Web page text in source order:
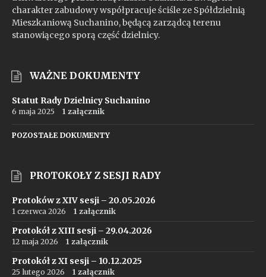
charakter zabudowy współpracuje ściśle ze Spółdzielnią
Mieszkaniową Suchanino, będącą zarządcą terenu
stanowiącego sporą część dzielnicy.
WAŻNE DOKUMENTY
Statut Rady Dzielnicy Suchanino
6 maja 2025 1 załącznik
POZOSTAŁE DOKUMENTY
PROTOKOŁY Z SESJI RADY
Protoków z XIV sesji – 20.05.2026
1 czerwca 2026 1 załącznik
Protokół z XIII sesji – 29.04.2026
12 maja 2026 1 załącznik
Protokół z XI sesji – 10.12.2025
25 lutego 2026 1 załącznik